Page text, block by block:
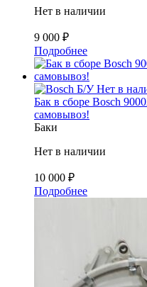
Нет в наличии
9 000 ₽
Подробнее
Б/У Нет в
Бак в сборе Bosch
самовывоз!
Баки
Нет в наличии
10 000 ₽
Подробнее